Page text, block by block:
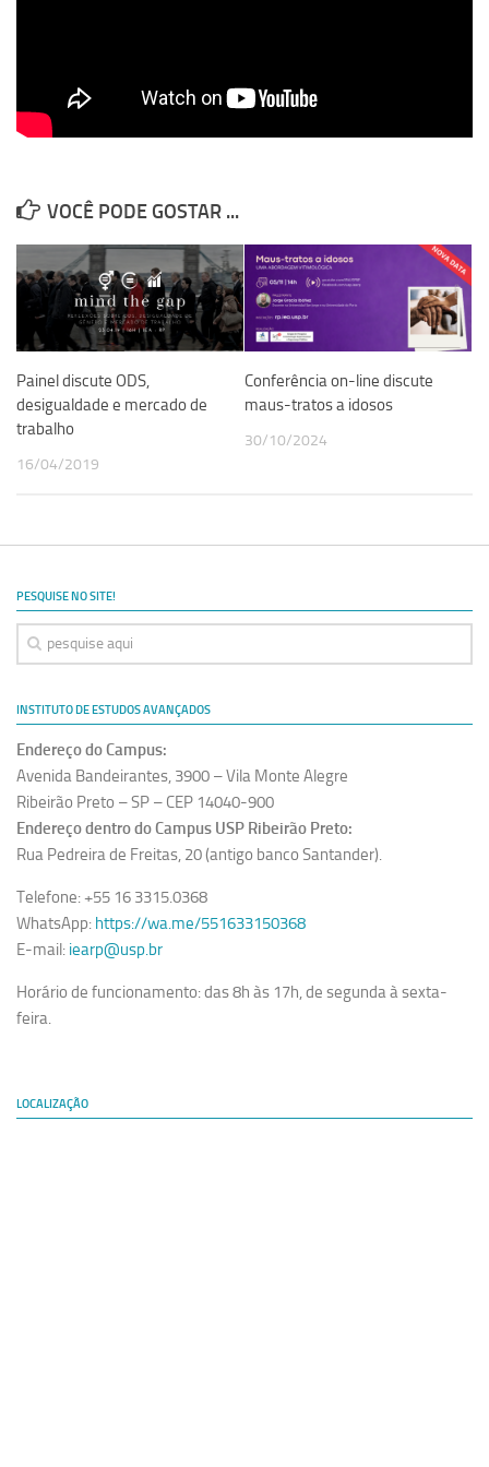
Contato
Newsletter
VOCÊ PODE GOSTAR ...
Painel discute ODS,
desigualdade e mercado de
trabalho
16/04/2019
Conferência on-line discute
maus-tratos a idosos
30/10/2024
PESQUISE NO SITE!
INSTITUTO DE ESTUDOS AVANÇADOS
Endereço do Campus:
Avenida Bandeirantes, 3900 – Vila Monte Alegre
Ribeirão Preto – SP – CEP 14040-900
Endereço dentro do Campus USP Ribeirão Preto:
Rua Pedreira de Freitas, 20 (antigo banco Santander).
Telefone: +55 16 3315.0368
WhatsApp: https://wa.me/551633150368
E-mail: iearp@usp.br
Horário de funcionamento: das 8h às 17h, de segunda à sexta-
feira.
LOCALIZAÇÃO